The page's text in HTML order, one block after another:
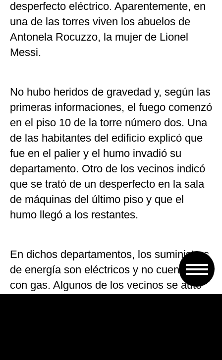
desperfecto eléctrico. Aparentemente, en
una de las torres viven los abuelos de
Antonela Rocuzzo, la mujer de Lionel
Messi.
No hubo heridos de gravedad y, según las
primeras informaciones, el fuego comenzó
en el piso 10 de la torre número dos. Una
de las habitantes del edificio explicó que
fue en el palier y el humo invadió su
departamento. Otro de los vecinos indicó
que se trató de un desperfecto en la sala
de máquinas del último piso y que el
humo llegó a los restantes.
En dichos departamentos, los suministros
de energía son eléctricos y no cuentan
con gas. Algunos de los vecinos se auto